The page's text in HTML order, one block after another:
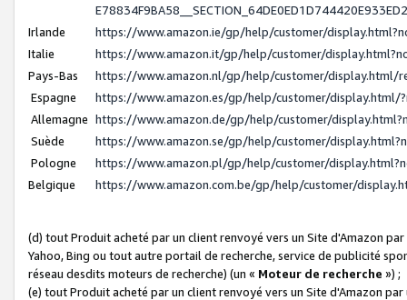
Irlande
https://www.amazon.ie/gp/help/customer/
Italie
https://www.amazon.it/gp/help/customer/
Pays-Bas
https://www.amazon.nl/gp/help/customer/display.html/
Espagne
https://www.amazon.es/gp/help/customer/display.html/
Allemagne https://www.amazon.de/gp/help/customer/
Suède
https://www.amazon.se/gp/help/customer/
Pologne
https://www.amazon.pl/gp/help/customer/
Belgique
https://www.amazon.com.be/gp/help/customer/
(d) tout Produit acheté par un client renvoyé vers un Site d'Amazon
Yahoo, Bing ou tout autre portail de recherche, service de publicité
réseau desdits moteurs de recherche) (un « Moteur de recherche ») ;
(e) tout Produit acheté par un client renvoyé vers un Site d'Amazon